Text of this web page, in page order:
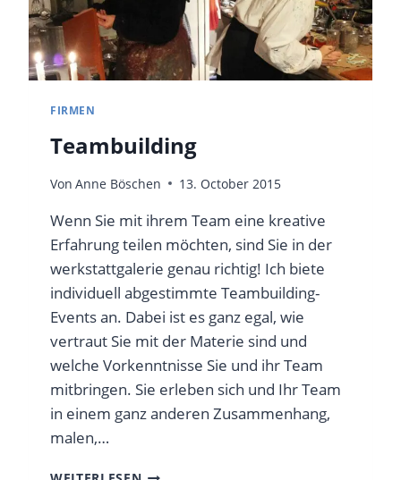
,
K
S
S
.
FIRMEN
Teambuilding
Von Anne Böschen 13. October 2015
Wenn Sie mit ihrem Team eine kreative
Erfahrung teilen möchten, sind Sie in der
werkstattgalerie genau richtig! Ich biete
individuell abgestimmte Teambuilding-
Events an. Dabei ist es ganz egal, wie
vertraut Sie mit der Materie sind und
welche Vorkenntnisse Sie und ihr Team
mitbringen. Sie erleben sich und Ihr Team
in einem ganz anderen Zusammenhang,
malen,…
T